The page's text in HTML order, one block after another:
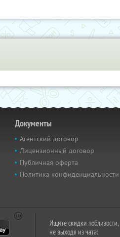
Документы
Агентский договор
Лицензионный договор
Публичная оферта
Политика конфиденциальности
Ищите скидки поблизости,
не выходя из чата: